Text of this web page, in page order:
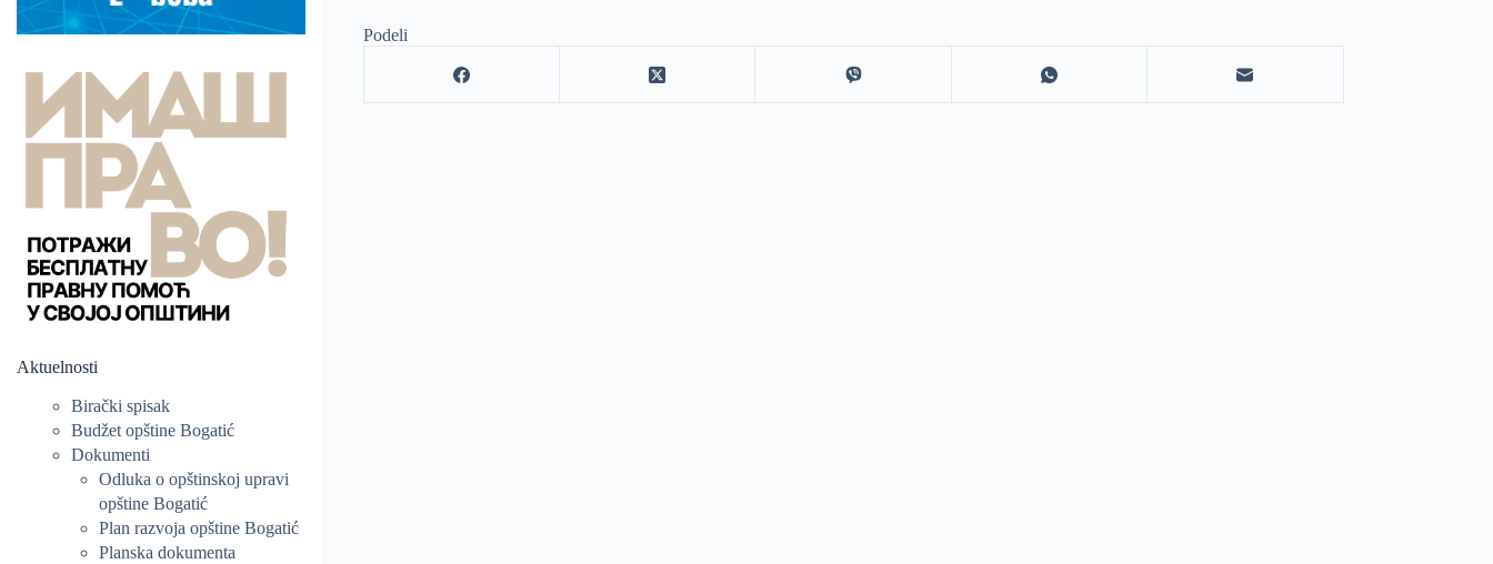
Podeli
Aktuelnosti
Birački spisak
Budžet opštine Bogatić
Dokumenti
Odluka o opštinskoj upravi
opštine Bogatić
Plan razvoja opštine Bogatić
Planska dokumenta